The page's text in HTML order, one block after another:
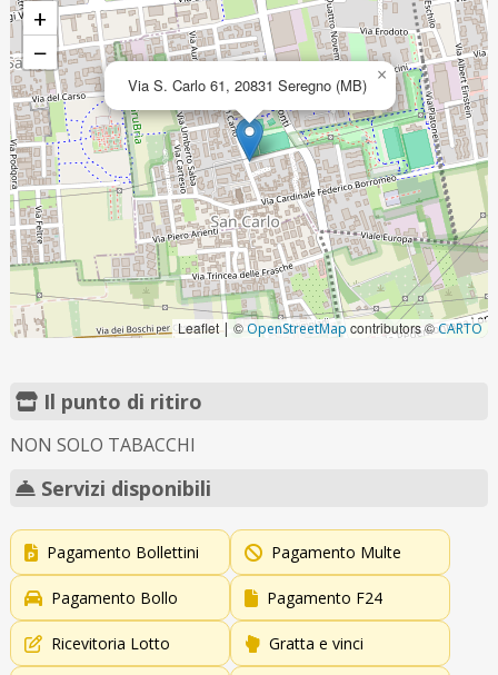
Via S. Carlo 61, 20831 Seregno (MB) ×
+
−
Leaflet| © OpenStreetMap contributors ©CARTO
Il punto di ritiro
NON SOLO TABACCHI
Servizi disponibili
Pagamento Bollettini Pagamento Multe
Pagamento Bollo Pagamento F24
Ricevitoria Lotto Gratta e vinci